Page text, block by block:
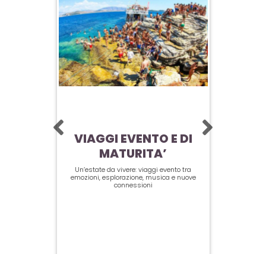
VIAGGI EVENTO E DI
MATURITA’
Un’estate da vivere: viaggi evento tra
emozioni, esplorazione, musica e nuove
connessioni